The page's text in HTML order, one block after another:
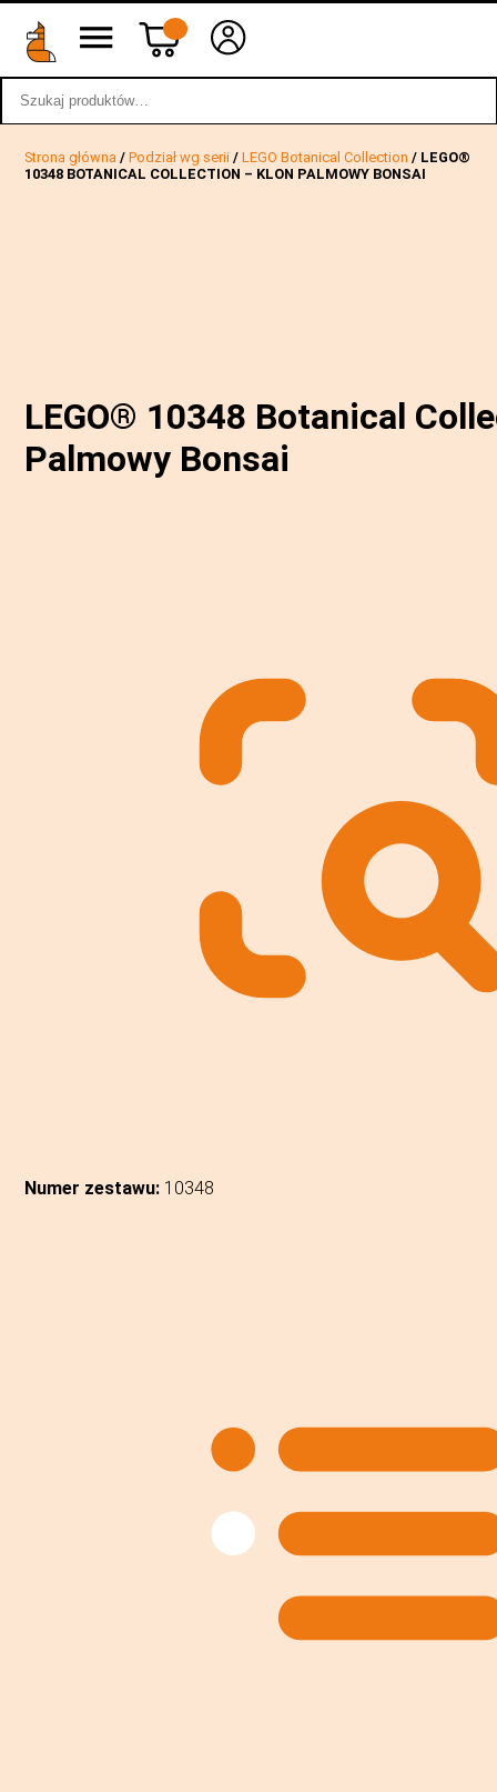
wstecz
Strona główna /Podział wg serii /LEGO Botanical Collection / LEGO®
10348 BOTANICAL COLLECTION – KLON PALMOWY BONSAI
LEGO® 10348 Botanical
Palmowy Bonsai
Numer zestawu: 10348